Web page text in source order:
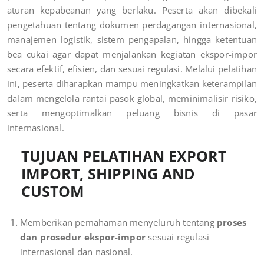
aturan kepabeanan yang berlaku. Peserta akan dibekali
pengetahuan tentang dokumen perdagangan internasional,
manajemen logistik, sistem pengapalan, hingga ketentuan
bea cukai agar dapat menjalankan kegiatan ekspor-impor
secara efektif, efisien, dan sesuai regulasi. Melalui pelatihan
ini, peserta diharapkan mampu meningkatkan keterampilan
dalam mengelola rantai pasok global, meminimalisir risiko,
serta mengoptimalkan peluang bisnis di pasar
internasional.
TUJUAN PELATIHAN EXPORT
IMPORT, SHIPPING AND
CUSTOM
Memberikan pemahaman menyeluruh tentang proses
dan prosedur ekspor-impor sesuai regulasi
internasional dan nasional.